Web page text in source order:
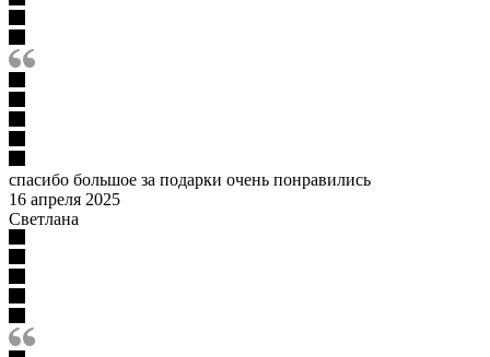
спасибо большое за подарки очень понравились
16 апреля 2025
Светлана